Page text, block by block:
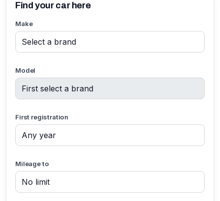
Find your car here
Make
Model
First registration
Mileage to